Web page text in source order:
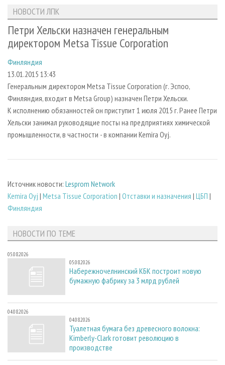
ЛЕСОЗАГОТОВКА
ЛЕСОПИЛЕНИЕ
СУШКА ДРЕВЕСИНЫ
ПРОИЗВОДСТВО ДРЕВЕСНЫХ ПЛИТ
ДЕРЕВЯННОЕ ДОМОСТРОЕНИЕ
ПРОИЗВОДСТВО МЕБЕЛИ
БИОЭНЕРГЕТИКА
НОВОСТИ ЛПК
НОВОСТИ ЖУРНАЛА
ПРОЕКТЫ ЛПИ
АНАЛИТИКА
ПРЕДПРИЯТИЯ ЛПК
ПЕРСОНЫ
МОБИЛЬНЫЕ ВЫСТАВКИ
ОФИЦИАЛЬНЫЕ ДЕЛЕГАЦИИ
ПРИОРИТЕТНЫЕ ИНВЕСТПРОЕКТЫ
RUSSIAN FORESTRY REVIEW
ГАЗЕТА ЛЕСПРОМФОРУМ
АРХИВ ЖУРНАЛОВ
О ЖУРНАЛЕ
КОНТАКТЫ
РЕКЛАМОДАТЕЛЯМ
РЕКЛАМА
РЕКЛАМА НА САЙТЕ
НОВОСТИ ЛПК
Петри Хельски назначен генеральным
директором Metsa Tissue Corporation
Финляндия
13.01.2015 13:43
Генеральным директором Metsa Tissue Corporation (г. Эспоо,
Финляндия, входит в Metsa Group) назначен Петри Хельски.
К исполнению обязанностей он приступит 1 июля 2015 г. Ранее Петри
Хельски занимал руководящие посты на предприятиях химической
промышленности, в частности - в компании Kemira Oyj.
Источник новости: Lesprom Network
Kemira Oyj | Metsa Tissue Corporation | Отставки и назначения | ЦБП |
Финляндия
НОВОСТИ ПО ТЕМЕ
05.08.2026
05.08.2026
Набережночелнинский КБК построит новую
бумажную фабрику за 3 млрд рублей
04.08.2026
04.08.2026
Туалетная бумага без древесного волокна:
Kimberly-Clark готовит революцию в
производстве